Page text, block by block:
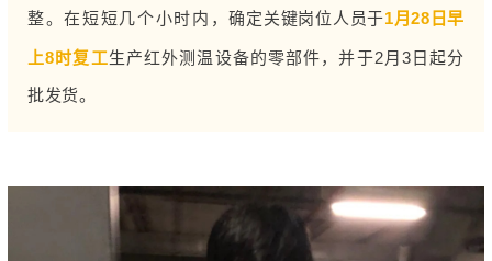
整。在短短几个小时内，确定关键岗位人员于1月28日早
上8时复工生产红外测温设备的零部件，并于2月3日起分
批发货。